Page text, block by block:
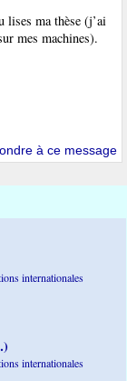
lises ma thèse (j’ai
mes machines).
à ce message
internationales
internationales